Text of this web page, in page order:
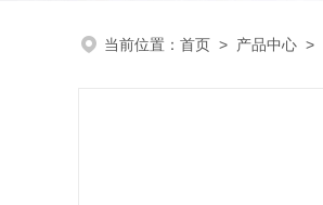
当前位置： 首页 > 产品中心 >